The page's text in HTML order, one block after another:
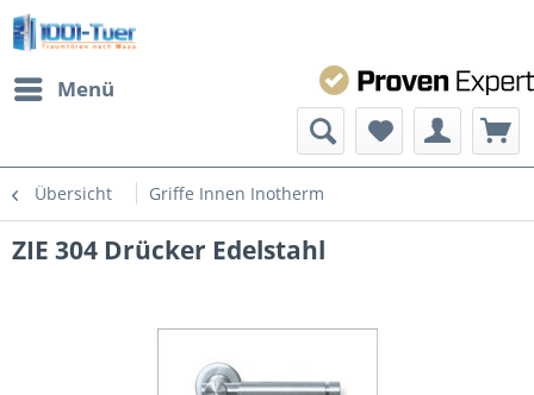
Menü
Übersicht Griffe Innen Inotherm
ZIE 304 Drücker Edelstahl